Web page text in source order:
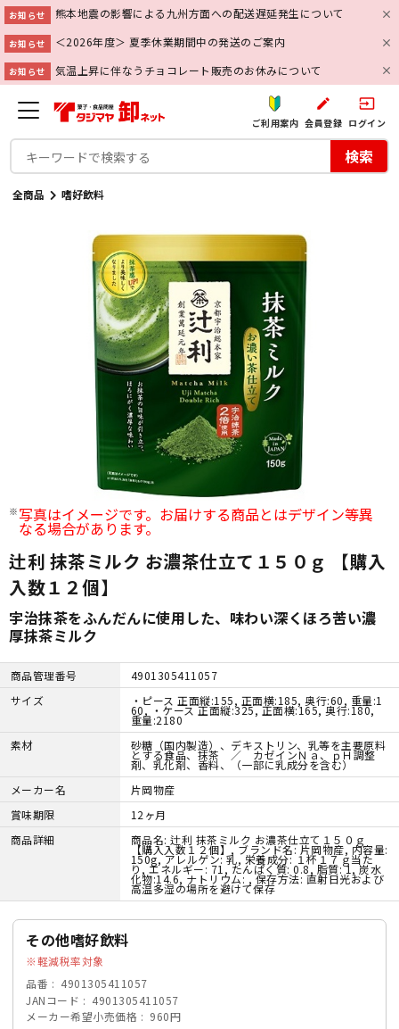
お知らせ 熊本地震の影響による九州方面への配送遅延発生について
お知らせ ＜2026年度＞ 夏季休業期間中の発送のご案内
お知らせ 気温上昇に伴なうチョコレート販売のお休みについて
ご利用案内
create
会員登録
input
ログイン
検索
全商品 嗜好飲料
写真はイメージです。お届けする商品とはデザイン等異
なる場合があります。
辻利 抹茶ミルク お濃茶仕立て１５０ｇ 【購入
入数１２個】
宇治抹茶をふんだんに使用した、味わい深くほろ苦い濃
厚抹茶ミルク
商品管理番号
4901305411057
サイズ
・ピース 正面縦:155, 正面横:185, 奥行:60, 重量:1
60, ・ケース 正面縦:325, 正面横:165, 奥行:180,
重量:2180
素材
砂糖（国内製造）、デキストリン、乳等を主要原料
とする食品、抹茶 ／ カゼインＮａ、ｐＨ調整
剤、乳化剤、香料、（一部に乳成分を含む）
メーカー名
片岡物産
賞味期限
12ヶ月
商品詳細
商品名: 辻利 抹茶ミルク お濃茶仕立て１５０ｇ
【購入入数１２個】, ブランド名: 片岡物産, 内容量:
150g, アレルゲン: 乳, 栄養成分: １杯１７ｇ当た
り, エネルギー: 71, たんぱく質: 0.8, 脂質: 1, 炭水
化物:14.6, ナトリウム: , 保存方法: 直射日光および
高温多湿の場所を避けて保存
その他嗜好飲料
軽減税率対象
品番
4901305411057
JANコード
4901305411057
メーカー希望小売価格
960円